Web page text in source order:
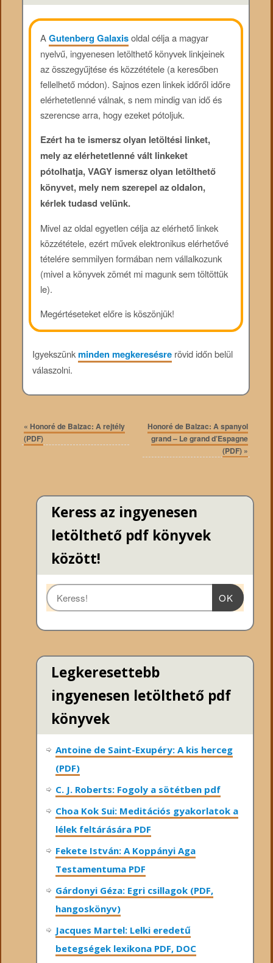
AGutenberg Galaxisoldal célja a magyar
nyelvű, ingyenesen letölthető könyvek linkjeinek
az összegyűjtése és közzététele (a keresőben
fellelhető módon). Sajnos ezen linkek időről időre
elérhetetlenné válnak, s nem mindig van idő és
szerencse arra, hogy ezeket pótoljuk.
Ezért ha te ismersz olyan letöltési linket,
mely az elérhetetlenné vált linkeket
pótolhatja, VAGY ismersz olyan letölthető
könyvet, mely nem szerepel az oldalon,
kérlek tudasd velünk.
Mivel az oldal egyetlen célja az elérhető linkek
közzététele, ezért művek elektronikus elérhetővé
tételére semmilyen formában nem vállalkozunk
(mivel a könyvek zömét mi magunk sem töltöttük
le).
Megértéseteket előre is köszönjük!
Igyekszünkminden megkeresésrerövid időn belül
válaszolni.
« Honoré de Balzac: A rejtély
(PDF)
Honoré de Balzac: A spanyol
grand – Le grand d’Espagne
(PDF) »
Keress az ingyenesen
letölthető pdf könyvek
között!
OK
Legkeresettebb
ingyenesen letölthető pdf
könyvek
Antoine de Saint-Exupéry: A kis herceg
(PDF)
C. J. Roberts: Fogoly a sötétben pdf
Choa Kok Sui: Meditációs gyakorlatok a
lélek feltárására PDF
Fekete István: A Koppányi Aga
Testamentuma PDF
Gárdonyi Géza: Egri csillagok (PDF,
hangoskönyv)
Jacques Martel: Lelki eredetű
betegségek lexikona PDF, DOC